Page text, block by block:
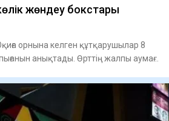
жөндеу бокстары
орнына келген құтқарушылар 8
анықтады. Өрттің жалпы аумағы